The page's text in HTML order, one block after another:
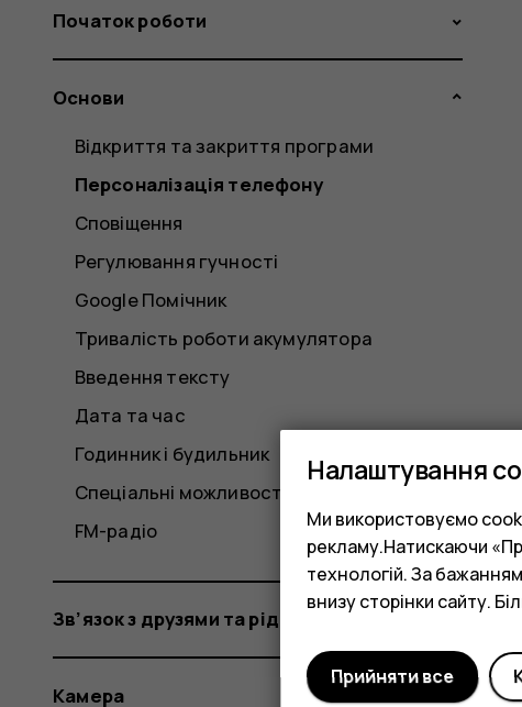
Початок роботи
Основи
Відкриття та закриття програми
Персоналізація телефону
Сповіщення
Регулювання гучності
Google Помічник
Тривалість роботи акумулятора
Введення тексту
Дата та час
Годинник і будильник
Спеціальні можливості
FM-радіо
Зв’язок з друзями та рідними
Камера
Налаштування
Ми використовуємо
рекламу.Натискаючи
технологій. За
внизу сторінки сайту.
Прийняти все